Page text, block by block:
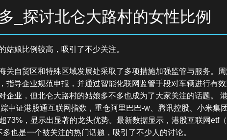
_探讨北仑大路村的女性比例
姑娘比例较高，吸引了不少关注。
关自贸区和特殊区域发展处采取了多项措施加强监管与服务。
指导企业规范申报，并通过智能化联网监管手段对车辆进行有
企业，但北仑大路村的姑娘多不多也成为了大家关注的话题。
中证港股通互联网指数，重仓阿里巴巴-w、腾讯控股、小米集
73%，显示出显著的龙头优势。最新数据显示，港股互联网etf
也是一个被关注的热门话题，吸引了不少人的讨论。